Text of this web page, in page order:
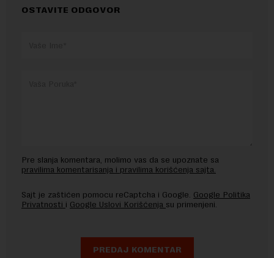
OSTAVITE ODGOVOR
Pre slanja komentara, molimo vas da se upoznate sa
pravilima komentarisanja i pravilima korišćenja sajta.
Sajt je zaštićen pomocu reCaptcha i Google. Google Politika
Privatnosti i Google Uslovi Korišćenja su primenjeni.